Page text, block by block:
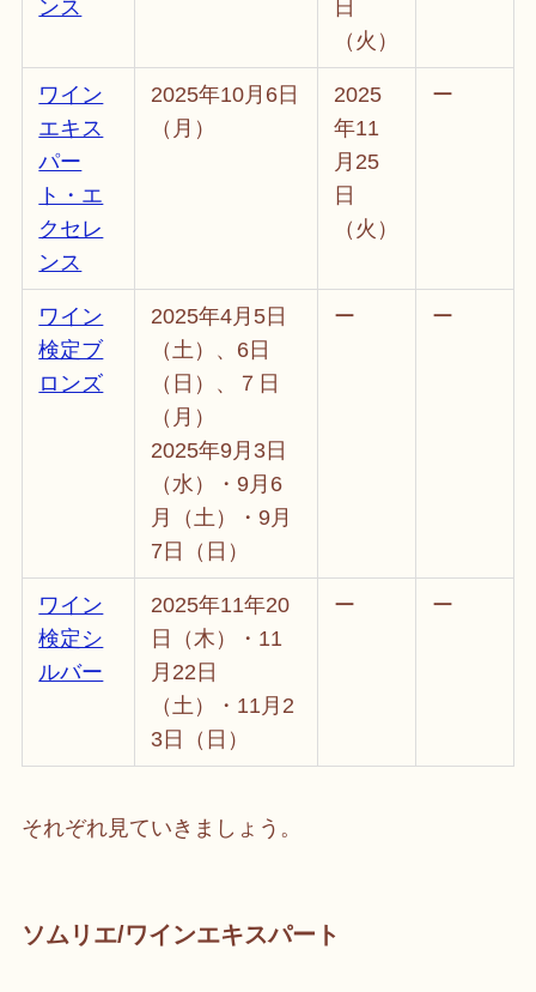
ンス
日
（火）
ワイン
エキス
パー
ト・エ
クセレ
ンス
2025年10月6日
（月）
2025
年11
月25
日
（火）
ー
ワイン
検定ブ
ロンズ
2025年4月5日
（土）、6日
（日）、７日
（月）
2025年9月3日
（水）・9月6
月（土）・9月
7日（日）
ー ー
ワイン
検定シ
ルバー
2025年11年20
日（木）・11
月22日
（土）・11月2
3日（日）
ー ー
それぞれ見ていきましょう。
ソムリエ/ワインエキスパート